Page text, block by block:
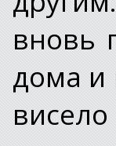
вновь
дома и